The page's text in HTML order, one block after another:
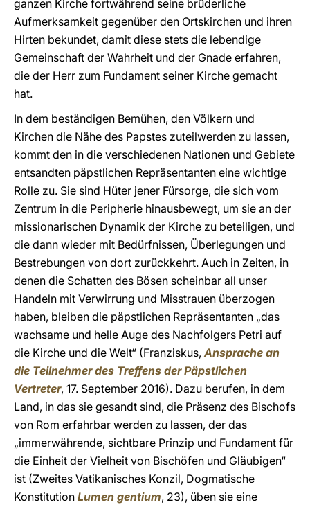
ganzen Kirche fortwährend seine brüderliche
Aufmerksamkeit gegenüber den Ortskirchen und ihren
Hirten bekundet, damit diese stets die lebendige
Gemeinschaft der Wahrheit und der Gnade erfahren,
die der Herr zum Fundament seiner Kirche gemacht
hat.
In dem beständigen Bemühen, den Völkern und
Kirchen die Nähe des Papstes zuteilwerden zu lassen,
kommt den in die verschiedenen Nationen und Gebiete
entsandten päpstlichen Repräsentanten eine wichtige
Rolle zu. Sie sind Hüter jener Fürsorge, die sich vom
Zentrum in die Peripherie hinausbewegt, um sie an der
missionarischen Dynamik der Kirche zu beteiligen, und
die dann wieder mit Bedürfnissen, Überlegungen und
Bestrebungen von dort zurückkehrt. Auch in Zeiten, in
denen die Schatten des Bösen scheinbar all unser
Handeln mit Verwirrung und Misstrauen überzogen
haben, bleiben die päpstlichen Repräsentanten „das
wachsame und helle Auge des Nachfolgers Petri auf
die Kirche und die Welt“ (Franziskus,Ansprache an
die Teilnehmer des Treffens der Päpstlichen
Vertreter, 17. September 2016). Dazu berufen, in dem
Land, in das sie gesandt sind, die Präsenz des Bischofs
von Rom erfahrbar werden zu lassen, der das
„immerwährende, sichtbare Prinzip und Fundament für
die Einheit der Vielheit von Bischöfen und Gläubigen“
ist (Zweites Vatikanisches Konzil, Dogmatische
Konstitution Lumen gentium, 23), üben sie eine